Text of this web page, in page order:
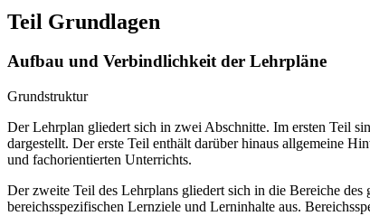
Teil Grundlagen
Aufbau und Verbindlichkeit der Lehrpläne
Grundstruktur
Der Lehrplan gliedert sich in zwei Abschnitte. Im ersten Teil
dargestellt. Der erste Teil enthält darüber hinaus allgemeine
und fachorientierten Unterrichts.
Der zweite Teil des Lehrplans gliedert sich in die Bereiche
bereichsspezifischen Lernziele und Lerninhalte aus.